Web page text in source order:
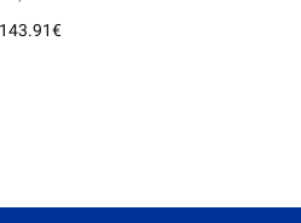
143.91€